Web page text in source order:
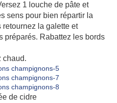
1 louche de pâte et
sens pour bien répartir la
la galette et
préparés. Rabattez les bords
chaud.
de cidre